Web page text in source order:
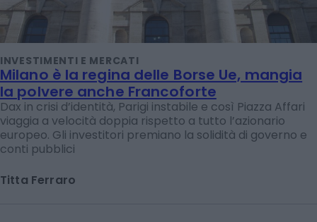
INVESTIMENTI E MERCATI
Milano è la regina delle Borse Ue, mangia
la polvere anche Francoforte
Dax in crisi d’identità, Parigi instabile e così Piazza Affari
viaggia a velocità doppia rispetto a tutto l’azionario
europeo. Gli investitori premiano la solidità di governo e
conti pubblici
Titta Ferraro